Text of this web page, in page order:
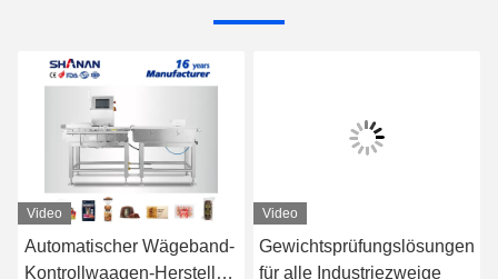
Video
Automatischer Wägeband-
Kontrollwaagen-Hersteller
Video
Gewichtsprüfungslösungen
für alle Industriezweige